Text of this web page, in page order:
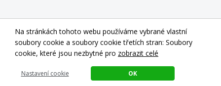
Copyright © 2026 Investuj Bezpečně
Na stránkách tohoto webu používáme vybrané vlastní
soubory cookie a soubory cookie třetích stran: Soubory
cookie, které jsou nezbytné pro zobrazit celé
Nastavení cookie OK